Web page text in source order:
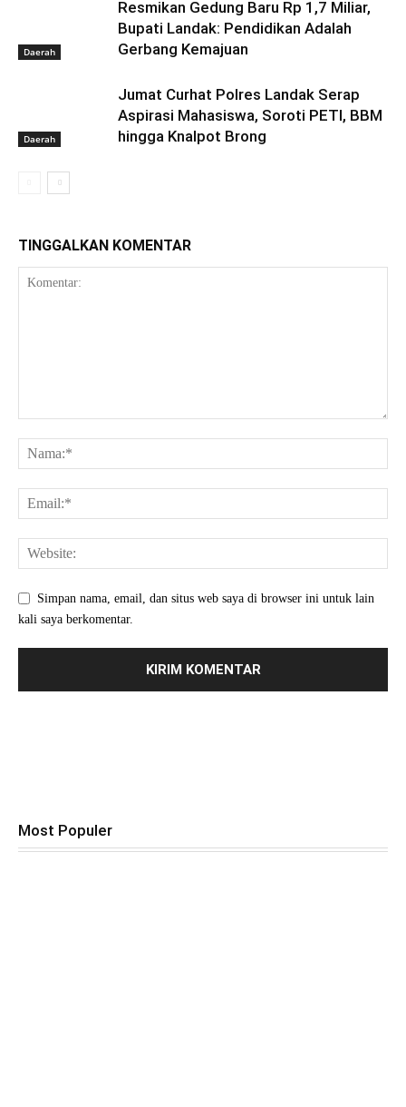
Daerah
Resmikan Gedung Baru Rp 1,7 Miliar,
Bupati Landak: Pendidikan Adalah
Gerbang Kemajuan
Daerah
Jumat Curhat Polres Landak Serap
Aspirasi Mahasiswa, Soroti PETI, BBM
hingga Knalpot Brong
TINGGALKAN KOMENTAR
Simpan nama, email, dan situs web saya di browser ini untuk lain
kali saya berkomentar.
Most Populer